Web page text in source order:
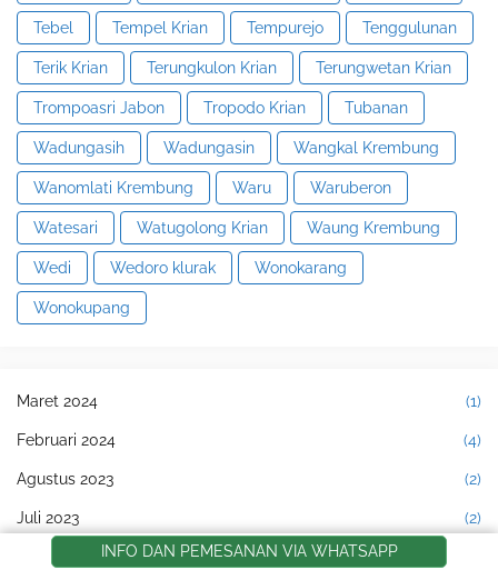
Tebel Tempel Krian Tempurejo Tenggulunan
Terik Krian Terungkulon Krian Terungwetan Krian
Trompoasri Jabon Tropodo Krian Tubanan
Wadungasih Wadungasin Wangkal Krembung
Wanomlati Krembung Waru Waruberon
Watesari Watugolong Krian Waung Krembung
Wedi Wedoro klurak Wonokarang
Wonokupang
Maret 2024 (1)
Februari 2024 (4)
Agustus 2023 (2)
Juli 2023 (2)
INFO DAN PEMESANAN VIA WHATSAPP